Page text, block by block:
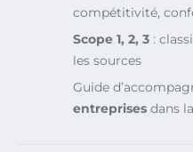
compétitivité,
Scope 1, 2, 3 :
les sources
Guide
entreprises dans